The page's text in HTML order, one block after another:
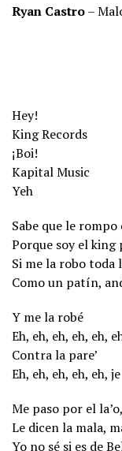
Ryan Castro–
Hey!
King Records
¡Boi!
Kapital Music
Yeh
Sabe que le rompo
Porque soy el king
Si me la robo toda
Como un patín,
Y me la robé
Eh, eh, eh, eh, eh,
Contra la pare’
Eh, eh, eh, eh, eh, je
Me paso por el
Le dicen la mala,
Yo no sé si es de